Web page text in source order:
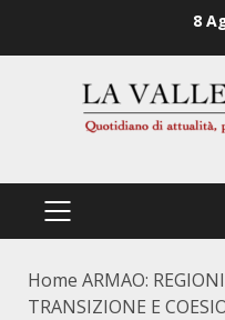
8
PRIMÄRES
Home ARMAO:
TRANSIZIONE E